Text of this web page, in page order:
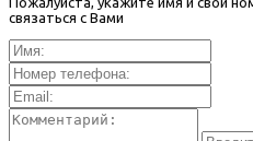
связаться с Вами